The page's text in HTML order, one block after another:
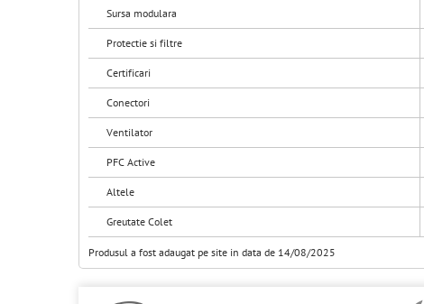
Sursa modulara
Protectie si filtre
Certificari
Conectori
Ventilator
PFC Active
Altele
Greutate Colet
Produsul a fost adaugat pe site in data de 14/08/2025